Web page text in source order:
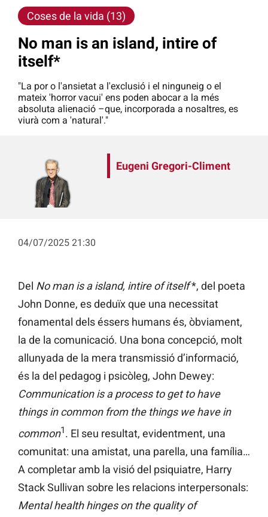
Coses de la vida (13)
No man is an island, intire of
itself*
"La por o l'ansietat a l'exclusió i el ninguneig o el
mateix 'horror vacui' ens poden abocar a la més
absoluta alienació –que, incorporada a nosaltres, es
viurà com a 'natural'."
Eugeni Gregori-Climent
04/07/2025 21:30
Del No man is a island, intire of itself*, del poeta
John Donne, es deduïx que una necessitat
fonamental dels éssers humans és, òbviament,
la de la comunicació. Una bona concepció, molt
allunyada de la mera transmissió d’informació,
és la del pedagog i psicòleg, John Dewey:
Communication is a process to get to have
things in common from the things we have in
common1. El seu resultat, evidentment, una
comunitat: una amistat, una parella, una família…
A completar amb la visió del psiquiatre, Harry
Stack Sullivan sobre les relacions interpersonals:
Mental health hinges on the quality of